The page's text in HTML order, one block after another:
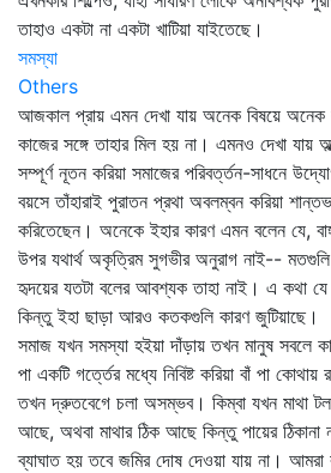
তাহাও একটা না একটা খাটিয়া যাইতেছে।
সমস্যা
Others
আজকাল প্রায় এমন দেখা যায় অনেক বিষয়ে অনেক
কাজের সঙ্গে তাহার মিল হয় না। এমনও দেখা যায়
সম্পূর্ণ নূতন করিয়া সমাজের পরিবর্ত্তন-সাধনে
বয়সে তাঁহারাই পুরাতন প্রথা অবলম্বন করিয়া
করিতেছেন। অনেকে ইহার কারণ এমন বলেন যে,
উপর যথার্থ অকৃত্রিম সুগভীর অনুরাগ নাই-- মতগুলি
হৃদয়ের যতটা বলের আবশ্যক তাহা নাই। এ কথা
কিন্তু ইহা ছাড়া আরও কতকগুলি কারণ জুটিয়াছে।
সমাজ যখন সমস্যা হইয়া দাঁড়ায় তখন মানুষ সবলে
পা একটি গর্ত্তের মধ্যে নিবিষ্ট করিয়া বাঁ পা কোথায়
তখন দ্রুতবেগে চলা অসম্ভব। কিম্বা যখন মাথা
আছে, অথবা মাথার ঠিক আছে কিন্তু পায়ের ঠিকানা
ব্যাঘাত হয় তবে জমির দোষ দেওয়া যায় না। আমরা